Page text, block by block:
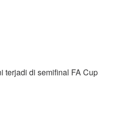
terjadi di semifinal FA Cup